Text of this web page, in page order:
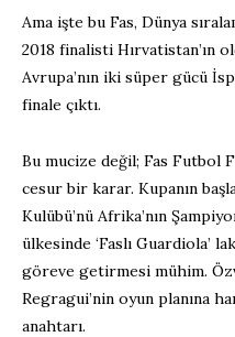
Ama işte bu Fas, Dünya
2018 finalisti Hırvatistan’ın
Avrupa’nın iki süper gücü
finale çıktı.
Bu mucize değil; Fas Futbol
cesur bir karar. Kupanın
Kulübü’nü Afrika’nın
ülkesinde ‘Faslı Guardiola’
göreve getirmesi mühim.
Regragui’nin oyun planına
anahtarı.